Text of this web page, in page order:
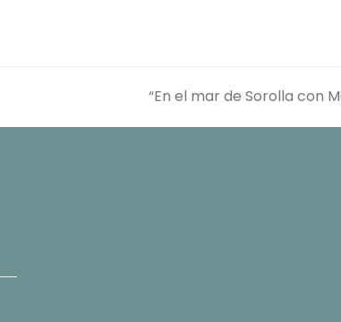
siguiente:
“En el mar de Sorolla con